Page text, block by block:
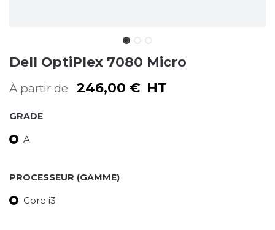
Dell OptiPlex 7080 Micro
À partir de 246,00 € HT
GRADE
A
PROCESSEUR (GAMME)
Core i3